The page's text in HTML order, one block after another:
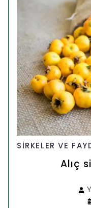
SIRKELER VE
Alıç